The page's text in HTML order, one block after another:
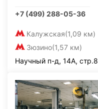
+7 (499) 288-05-36
Калужская(1,09 км)
Зюзино(1,57 км)
Научный п-д, 14А, стр.8